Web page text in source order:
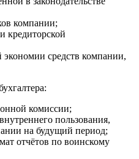
компании;
кредиторской
средств компании,
комиссии;
пользования,
на будущий период;
отчётов по воинскому